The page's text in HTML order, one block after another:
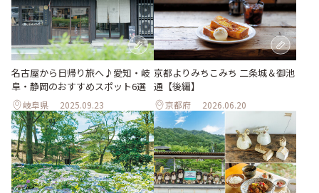
名古屋から日帰り旅へ♪愛知・岐
阜・静岡のおすすめスポット6選
岐阜県 2025.09.23
京都よりみちこみち 二条城＆御池
通【後編】
京都府 2026.06.20